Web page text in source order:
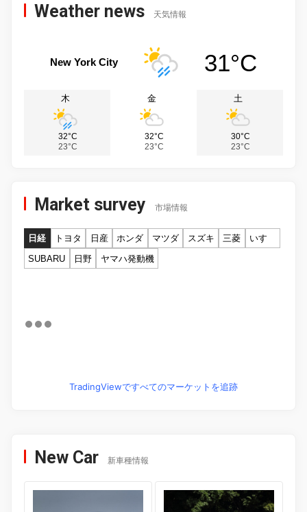
Weather news 天気情報
New York City 31°C
木
32°C
23°C
金
32°C
23°C
土
30°C
23°C
Market survey 市場情報
日経 トヨタ 日産 ホンダ マツダ スズキ 三菱
いすゞ
SUBARU
日野 ヤマハ発動機
TradingViewですべてのマーケットを追跡
New Car 新車種情報